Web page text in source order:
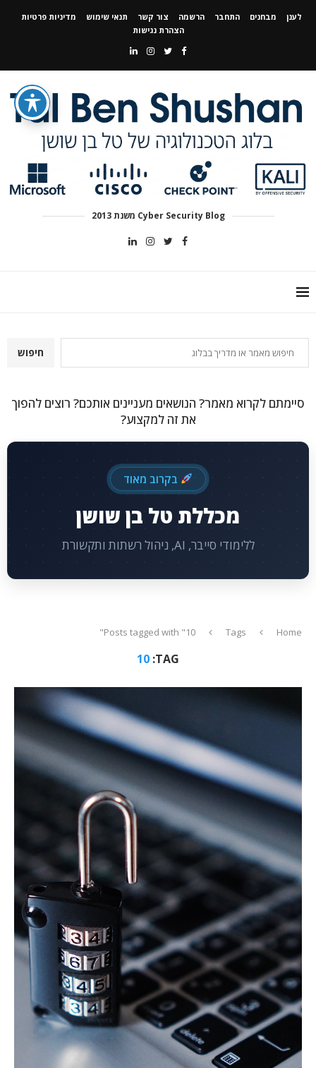
לענן מבחנים התחבר הרשמה צור קשר תנאי שימוש
מדיניות פרטיות
הצהרת נגישות
Cyber Security Blog משנת 2013
חיפוש
סיימתם לקרוא מאמר? הנושאים מעניינים אותכם? רוצים להפוך
את זה למקצוע?
בקרוב מאוד
מכללת טל בן שושן
ללימודי סייבר, AI, ניהול רשתות ותקשורת
Home
Tags
Posts tagged with "10"
TAG:
10